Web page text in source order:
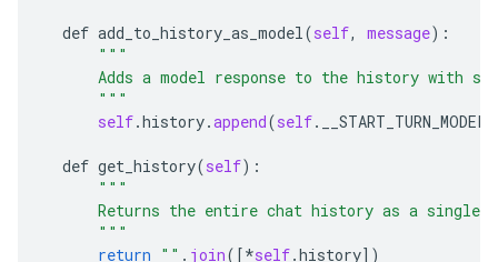
def add_to_history_as_model(self, message):
"""
Adds a model response to the history with
      """
self.history.append(self.
def get_history(self):
"""
Returns the entire chat history as a single
      """
return "" . join([*self.history])